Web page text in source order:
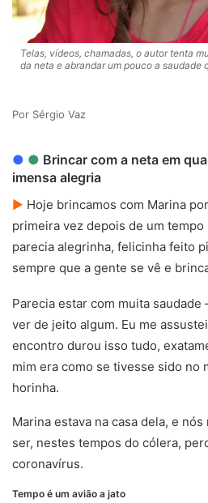
Telas, vídeos, chamadas, o autor tenta
da neta e abrandar um pouco a saudade
Sérgio Vaz
● ● Brincar com a neta em
imensa alegria
► Hoje brincamos com Marina
primeira vez depois de um
parecia alegrinha, felicinha feito
sempre que a gente se vê e
Parecia estar com muita saudade
ver de jeito algum. Eu me
encontro durou isso tudo,
mim era como se tivesse sido no
horinha.
Marina estava na casa dela, e
ser, nestes tempos do cólera,
coronavírus.
Tempo é um avião a jato